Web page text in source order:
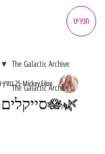
תפריט
The Galactic Archive
שירים
The Galactic Archive
🌿🪷סייקלים🪷🌿
Mickey Eilon 25 במרץ